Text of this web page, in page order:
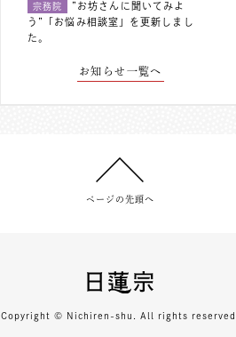
宗務院
”お坊さんに聞いてみよ
う”「お悩み相談室」を更新しまし
た。
お知らせ一覧へ
ページの先頭へ
Copyright © Nichiren-shu. All rights reserved.